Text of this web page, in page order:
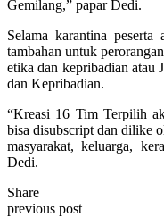
Gemilang,” papar Dedi.
Selama karantina
tambahan untuk
etika dan kepribadian atau
dan Kepribadian.
“Kreasi 16 Tim Terpilih
bisa disubscript dan dilike
masyarakat, keluarga,
Dedi.
Share
previous post